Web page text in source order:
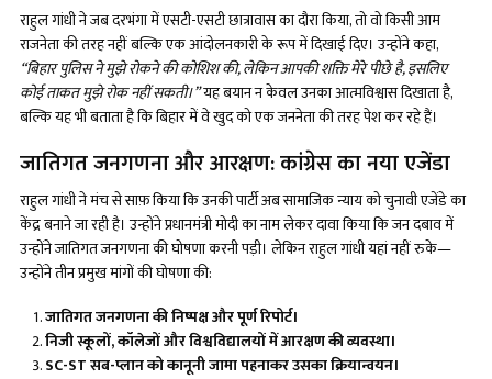
राहुल गांधी ने जब दरभंगा में एसटी-एसटी छात्रावास का दौरा किया, तो वो किसी आम
राजनेता की तरह नहीं बल्कि एक आंदोलनकारी के रूप में दिखाई दिए। उन्होंने कहा,
“बिहार पुलिस ने मुझे रोकने की कोशिश की, लेकिन आपकी शक्ति मेरे पीछे है, इसलिए
कोई ताकत मुझे रोक नहीं सकती।”यह बयान न केवल उनका आत्मविश्वास दिखाता है,
बल्कि यह भी बताता है कि बिहार में वे खुद को एक जननेता की तरह पेश कर रहे हैं।
जातिगत जनगणना और आरक्षण: कांग्रेस का नया एजेंडा
राहुल गांधी ने मंच से साफ़ किया कि उनकी पार्टी अब सामाजिक न्याय को चुनावी एजेंडे का
केंद्र बनाने जा रही है। उन्होंने प्रधानमंत्री मोदी का नाम लेकर दावा किया कि जन दबाव में
उन्होंने जातिगत जनगणना की घोषणा करनी पड़ी। लेकिन राहुल गांधी यहां नहीं रुके—
उन्होंने तीन प्रमुख मांगों की घोषणा की:
जातिगत जनगणना की निष्पक्ष और पूर्ण रिपोर्ट।
निजी स्कूलों, कॉलेजों और विश्वविद्यालयों में आरक्षण की व्यवस्था।
SC-ST सब-प्लान को कानूनी जामा पहनाकर उसका क्रियान्वयन।